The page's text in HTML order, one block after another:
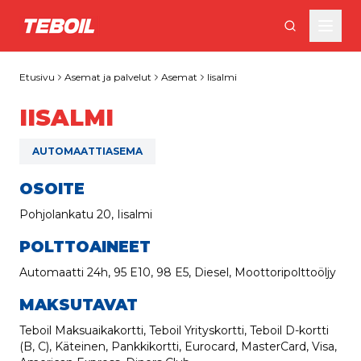
Siirry pääsisältöön
Etusivu Asemat ja palvelut Asemat Iisalmi
IISALMI
AUTOMAATTIASEMA
OSOITE
Pohjolankatu 20, Iisalmi
POLTTOAINEET
Automaatti 24h, 95 E10, 98 E5, Diesel, Moottoripolttoöljy
MAKSUTAVAT
Teboil Maksuaikakortti, Teboil Yrityskortti, Teboil D-kortti
(B, C), Käteinen, Pankkikortti, Eurocard, MasterCard, Visa,